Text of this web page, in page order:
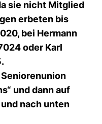
sie nicht Mitglied
erbeten bis
bei Hermann
oder Karl
und dann auf
nach unten